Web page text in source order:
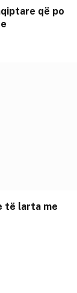
që po
të larta me